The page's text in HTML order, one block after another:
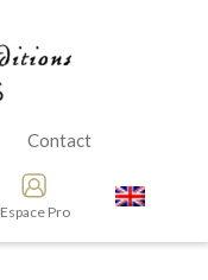
Contact
Espace Pro